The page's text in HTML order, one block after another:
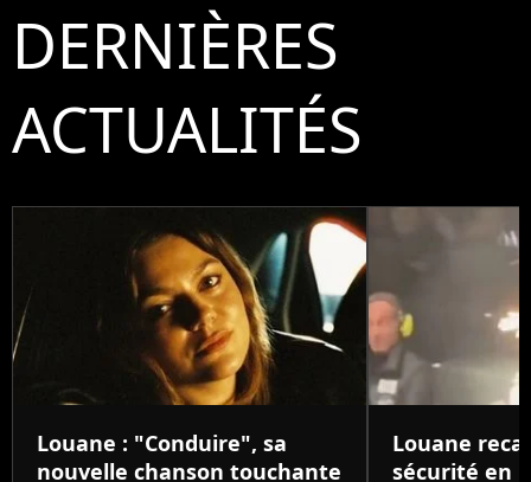
DERNIÈRES
ACTUALITÉS
Louane : "Conduire", sa
nouvelle chanson touchante
Louane
sécurité en